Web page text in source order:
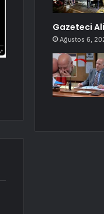
Gazeteci
Ağustos 6,